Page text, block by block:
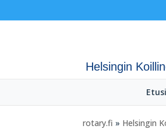
Helsingin
rotary.fi » Helsingin